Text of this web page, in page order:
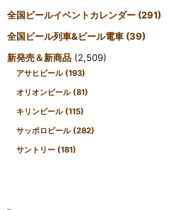
全国ビールイベントカレンダー (291)
全国ビール列車&ビール電車 (39)
新発売＆新商品 (2,509)
アサヒビール (193)
オリオンビール (81)
キリンビール (115)
サッポロビール (282)
サントリー (181)